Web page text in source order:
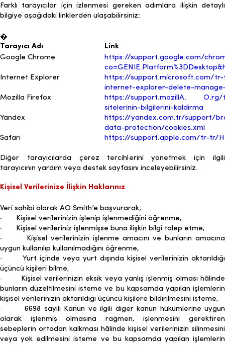
Farklı tarayıcılar için izlenmesi gereken adımlara ilişkin detaylı
bilgiye aşağıdaki linklerden ulaşabilirsiniz:
�
Tarayıcı Adı
Link
Google Chrome
https://support.google.com/
Internet Explorer
https://support.microsoft.com/
internet-explorer-delete-
Mozilla Firefox
https://support.mozillA. O.rg/
sitelerinin-bilgilerini-kaldirma
Yandex
https://yandex.com.tr/support/
data-protection/cookies.xml
Safari
https://support.apple.com/tr-tr/
Diğer tarayıcılarda çerez tercihlerini yönetmek için ilgili
tarayıcının yardım veya destek sayfasını inceleyebilirsiniz.
Kişisel Verilerinize İlişkin Haklarınız
Veri sahibi olarak AO Smith’e başvurarak;
· Kişisel verilerinizin işlenip işlenmediğini öğrenme,
· Kişisel verileriniz işlenmişse buna ilişkin bilgi talep etme,
· Kişisel verilerinizin işlenme amacını ve bunların amacına
uygun kullanılıp kullanılmadığını öğrenme,
· Yurt içinde veya yurt dışında kişisel verilerinizin aktarıldığı
üçüncü kişileri bilme,
· Kişisel verilerinizin eksik veya yanlış işlenmiş olması hâlinde
bunların düzeltilmesini isteme ve bu kapsamda yapılan işlemlerin
kişisel verilerinizin aktarıldığı üçüncü kişilere bildirilmesini isteme,
· 6698 sayılı Kanun ve ilgili diğer kanun hükümlerine uygun
olarak işlenmiş olmasına rağmen, işlenmesini gerektiren
sebeplerin ortadan kalkması hâlinde kişisel verilerinizin silinmesini
veya yok edilmesini isteme ve bu kapsamda yapılan işlemlerin